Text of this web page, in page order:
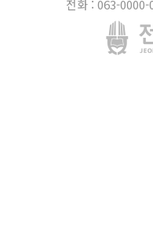
전화 : 063-0000-